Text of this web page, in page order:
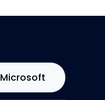
Microsoft